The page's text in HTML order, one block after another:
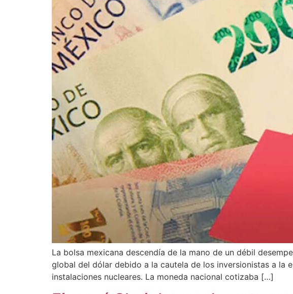
La bolsa mexicana descendía de la mano de un débil
global del dólar debido a la cautela de los inversionistas a la
instalaciones nucleares. La moneda nacional cotizaba […]